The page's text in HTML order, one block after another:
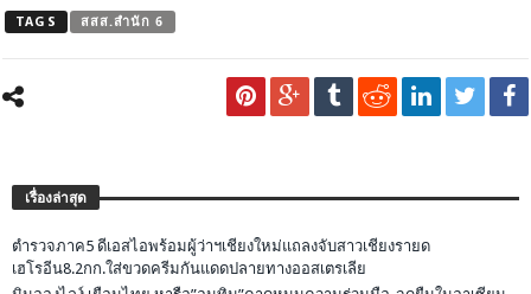
TAGS สสส.สำนัก 6
เรื่องล่าสุด
ตำรวจภาค5 ดีเอสไอพร้อมผู้ว่าฯเชียงใหม่แถลงจับสาวเชียงรายด
เฮโรอีน8.2กก.ใส่ขวดครีมกันแดดปลายทางออสเตรเลีย